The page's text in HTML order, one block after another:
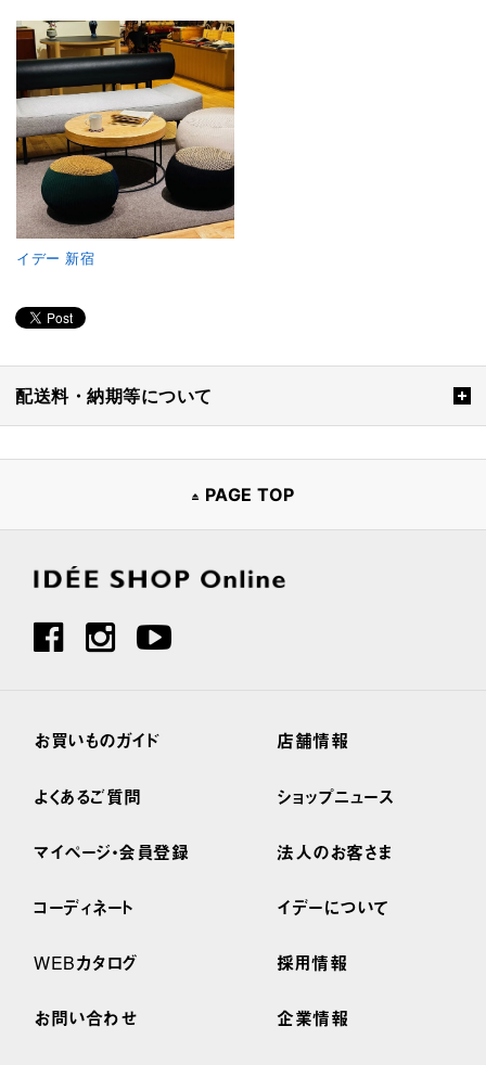
イデー 新宿
配送料・納期等について
PAGE TOP
お買いものガイド
よくあるご質問
マイページ・会員登録
コーディネート
WEBカタログ
お問い合わせ
店舗情報
ショップニュース
法人のお客さま
イデーについて
採用情報
企業情報